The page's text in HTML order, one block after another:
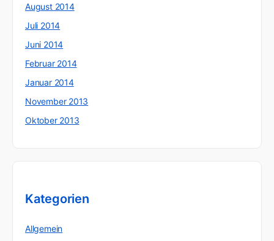
August 2014
Juli 2014
Juni 2014
Februar 2014
Januar 2014
November 2013
Oktober 2013
Kategorien
Allgemein